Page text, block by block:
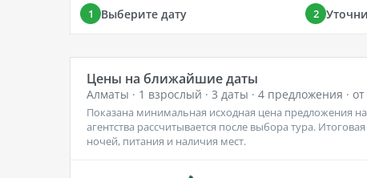
1 Выберите дату 2
Цены на ближайшие даты
Алматы · 1 взрослый · 3 даты · 4 предложения · от
Показана минимальная исходная цена предложения
агентства рассчитывается после выбора тура.
ночей, питания и наличия мест.